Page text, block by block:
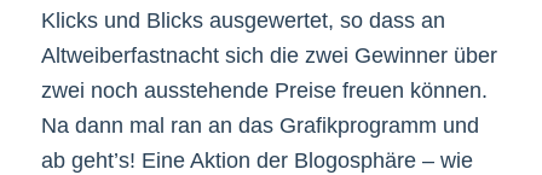
Klicks und Blicks ausgewertet, so dass an
Altweiberfastnacht sich die zwei Gewinner über
zwei noch ausstehende Preise freuen können.
Na dann mal ran an das Grafikprogramm und
ab geht’s! Eine Aktion der Blogosphäre – wie